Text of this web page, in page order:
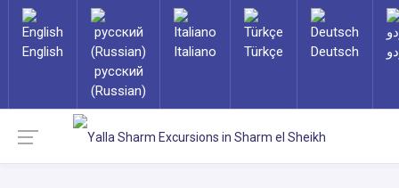
English
русский
(Russian)
Italiano Türkçe Deutsch